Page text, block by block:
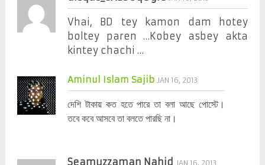
Vhai, BD tey kamon dam hotey
boltey paren …Kobey asbey akta
kintey chachi …
Aminul Islam Sajib JAN 16, 2013
দেশি টাকায় কত হতে পারে তা বলা আছে পোস্টে।
তবে কবে আসবে তা বলতে পারছি না।
Seamuzzaman Nahid JAN 16, 2013